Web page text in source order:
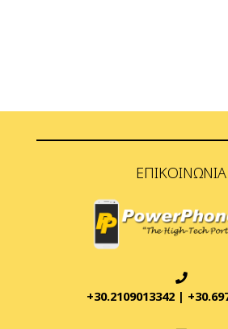
ΕΠΙΚΟΙΝΩΝΊΑ
+30.2109013342 |